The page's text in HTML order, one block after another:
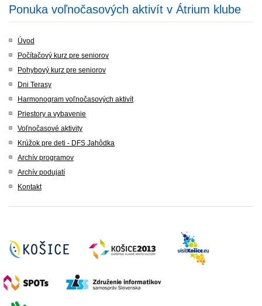
Ponuka voľnočasových aktivít v Átrium klube
Úvod
Počítačový kurz pre seniorov
Pohybový kurz pre seniorov
Dni Terasy
Harmonogram voľnočasových aktivít
Priestory a vybavenie
Voľnočasové aktivity
Krúžok pre deti - DFS Jahôdka
Archív programov
Archív podujatí
Kontakt